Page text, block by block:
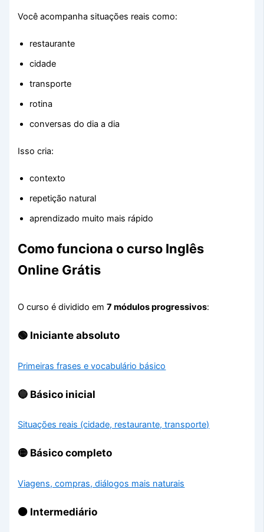
Você acompanha situações reais como:
restaurante
cidade
transporte
rotina
conversas do dia a dia
Isso cria:
contexto
repetição natural
aprendizado muito mais rápido
Como funciona o curso Inglês
Online Grátis
O curso é dividido em7 módulos progressivos:
🟢 Iniciante absoluto
Primeiras frases e vocabulário básico
🔵 Básico inicial
Situações reais (cidade, restaurante, transporte)
🟡 Básico completo
Viagens, compras, diálogos mais naturais
🟠 Intermediário